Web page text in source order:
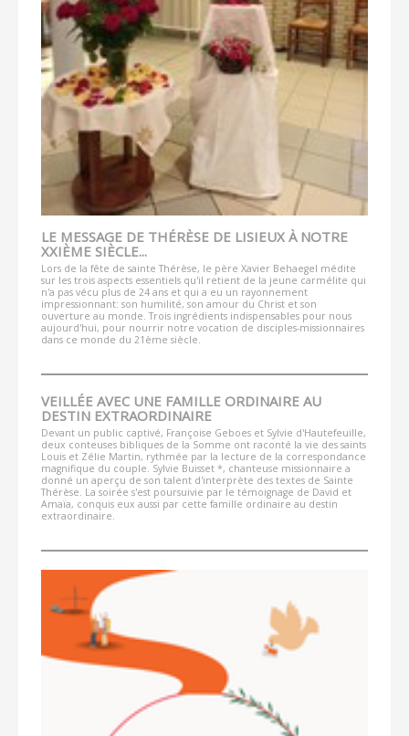
LE MESSAGE DE THÉRÈSE DE LISIEUX À NOTRE
XXIÈME SIÈCLE...
Lors de la fête de sainte Thérèse, le père Xavier Behaegel médite
sur les trois aspects essentiels qu'il retient de la jeune carmélite qui
n'a pas vécu plus de 24 ans et qui a eu un rayonnement
impressionnant: son humilité, son amour du Christ et son
ouverture au monde. Trois ingrédients indispensables pour nous
aujourd'hui, pour nourrir notre vocation de disciples-missionnaires
dans ce monde du 21ème siècle.
VEILLÉE AVEC UNE FAMILLE ORDINAIRE AU
DESTIN EXTRAORDINAIRE
Devant un public captivé, Françoise Geboes et Sylvie d'Hautefeuille,
deux conteuses bibliques de la Somme ont raconté la vie des saints
Louis et Zélie Martin, rythmée par la lecture de la correspondance
magnifique du couple. Sylvie Buisset *, chanteuse missionnaire a
donné un aperçu de son talent d'interprète des textes de Sainte
Thérèse. La soirée s'est poursuivie par le témoignage de David et
Amaïa, conquis eux aussi par cette famille ordinaire au destin
extraordinaire.